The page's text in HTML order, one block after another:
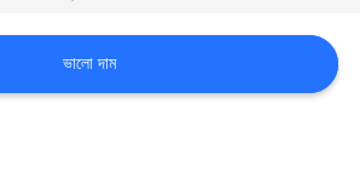
ভালো দাম